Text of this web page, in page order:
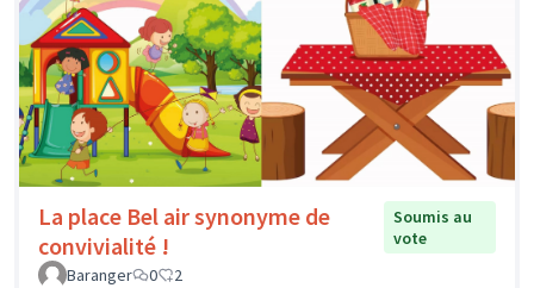
La place Bel air synonyme de
convivialité !
Soumis au
vote
Baranger
0 2